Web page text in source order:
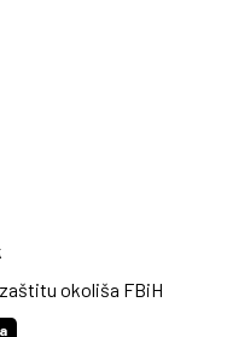
okoliša FBiH